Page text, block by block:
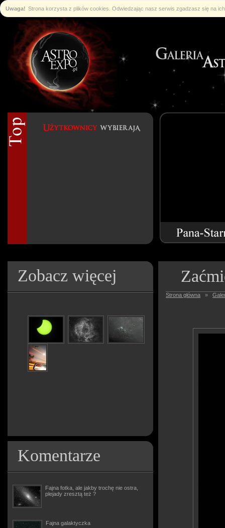
Uwaga! Strona korzysta z plików cookies. Odwiedzając nasz serwis zgadzasz się na
Zobacz więcej
Komentarze
Fajna fotka, ale jakby trochę nie ostra,
plejady zresztą też ?
Fajna galaktyczka
Strona główna »